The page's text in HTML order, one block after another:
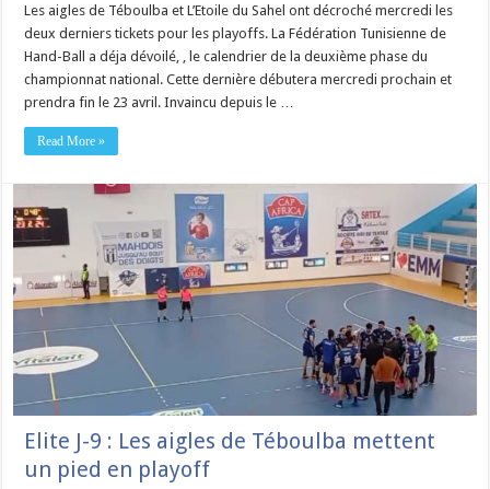
Les aigles de Téboulba et L’Etoile du Sahel ont décroché mercredi les
deux derniers tickets pour les playoffs. La Fédération Tunisienne de
Hand-Ball a déja dévoilé, , le calendrier de la deuxième phase du
championnat national. Cette dernière débutera mercredi prochain et
prendra fin le 23 avril. Invaincu depuis le …
Read More »
Elite J-9 : Les aigles de Téboulba mettent
un pied en playoff